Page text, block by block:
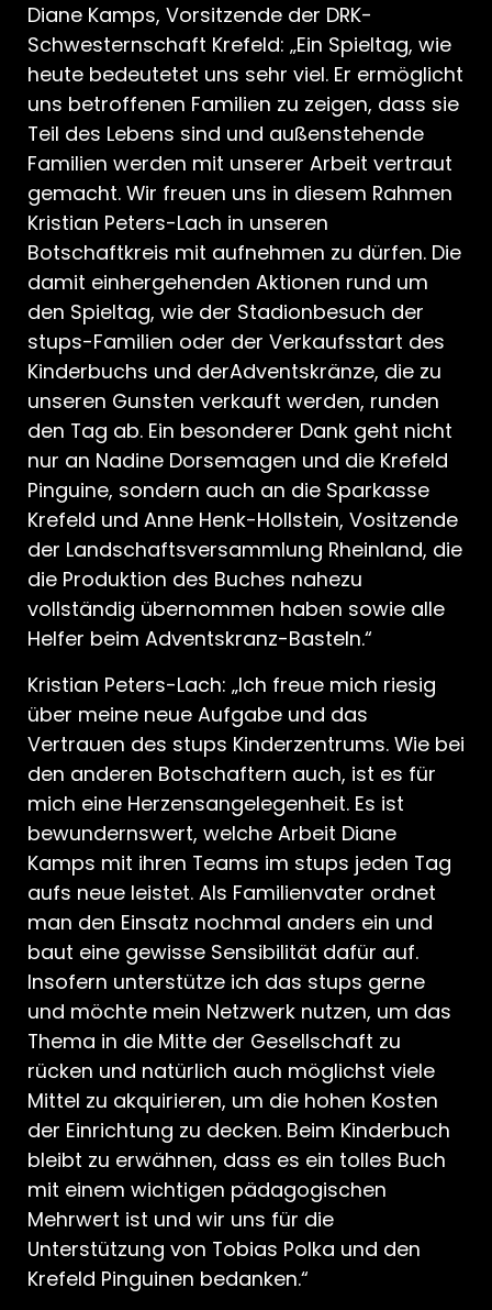
Diane Kamps, Vorsitzende der DRK-
Schwesternschaft Krefeld: „Ein Spieltag, wie
heute bedeutetet uns sehr viel. Er ermöglicht
uns betroffenen Familien zu zeigen, dass sie
Teil des Lebens sind und außenstehende
Familien werden mit unserer Arbeit vertraut
gemacht. Wir freuen uns in diesem Rahmen
Kristian Peters-Lach in unseren
Botschaftkreis mit aufnehmen zu dürfen. Die
damit einhergehenden Aktionen rund um
den Spieltag, wie der Stadionbesuch der
stups-Familien oder der Verkaufsstart des
Kinderbuchs und derAdventskränze, die zu
unseren Gunsten verkauft werden, runden
den Tag ab. Ein besonderer Dank geht nicht
nur an Nadine Dorsemagen und die Krefeld
Pinguine, sondern auch an die Sparkasse
Krefeld und Anne Henk-Hollstein, Vositzende
der Landschaftsversammlung Rheinland, die
die Produktion des Buches nahezu
vollständig übernommen haben sowie alle
Helfer beim Adventskranz-Basteln.“
Kristian Peters-Lach: „Ich freue mich riesig
über meine neue Aufgabe und das
Vertrauen des stups Kinderzentrums. Wie bei
den anderen Botschaftern auch, ist es für
mich eine Herzensangelegenheit. Es ist
bewundernswert, welche Arbeit Diane
Kamps mit ihren Teams im stups jeden Tag
aufs neue leistet. Als Familienvater ordnet
man den Einsatz nochmal anders ein und
baut eine gewisse Sensibilität dafür auf.
Insofern unterstütze ich das stups gerne
und möchte mein Netzwerk nutzen, um das
Thema in die Mitte der Gesellschaft zu
rücken und natürlich auch möglichst viele
Mittel zu akquirieren, um die hohen Kosten
der Einrichtung zu decken. Beim Kinderbuch
bleibt zu erwähnen, dass es ein tolles Buch
mit einem wichtigen pädagogischen
Mehrwert ist und wir uns für die
Unterstützung von Tobias Polka und den
Krefeld Pinguinen bedanken.“